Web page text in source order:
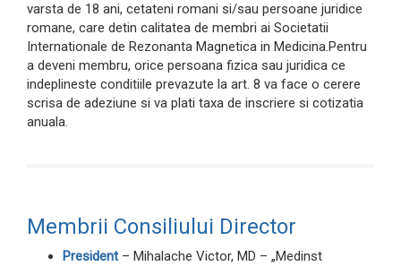
varsta de 18 ani, cetateni romani si/sau persoane juridice
romane, care detin calitatea de membri ai Societatii
Internationale de Rezonanta Magnetica in Medicina.Pentru
a deveni membru, orice persoana fizica sau juridica ce
indeplineste conditiile prevazute la art. 8 va face o cerere
scrisa de adeziune si va plati taxa de inscriere si cotizatia
anuala.
Membrii Consiliului Director
President– Mihalache Victor, MD – „Medinst